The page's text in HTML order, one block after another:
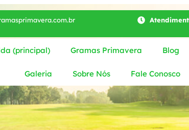
(principal) Gramas Primavera Blog
Galeria Sobre Nós Fale Conosco